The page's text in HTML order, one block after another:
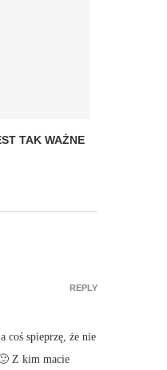
TAK WAŻNE
coś spieprzę, że nie
Z kim macie
REPLY